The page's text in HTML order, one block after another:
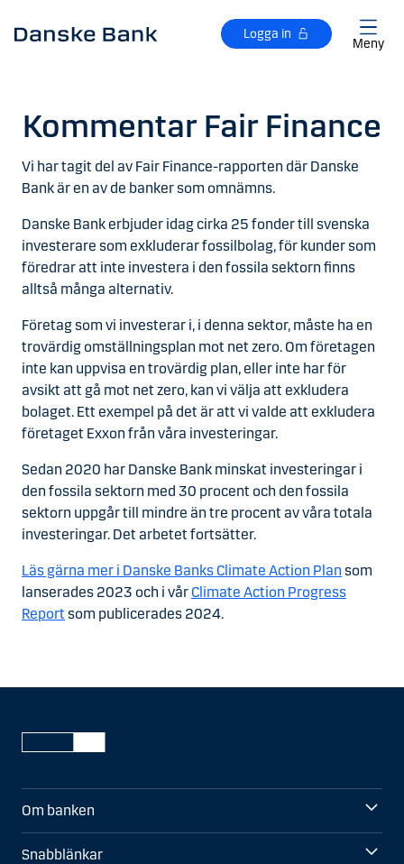
Logga in
Meny
Kommentar Fair Finance
Vi har tagit del av Fair Finance-rapporten där Danske
Bank är en av de banker som omnämns.
Danske Bank erbjuder idag cirka 25 fonder till svenska
investerare som exkluderar fossilbolag, för kunder som
föredrar att inte investera i den fossila sektorn finns
alltså många alternativ.
Företag som vi investerar i, i denna sektor, måste ha en
trovärdig omställningsplan mot net zero. Om företagen
inte kan uppvisa en trovärdig plan, eller inte har för
avsikt att gå mot net zero, kan vi välja att exkludera
bolaget. Ett exempel på det är att vi valde att exkludera
företaget Exxon från våra investeringar.
Sedan 2020 har Danske Bank minskat investeringar i
den fossila sektorn med 30 procent och den fossila
sektorn uppgår till mindre än tre procent av våra totala
investeringar. Det arbetet fortsätter.
Läs gärna mer i Danske Banks Climate Action Plan som
lanserades 2023 och i vår Climate Action Progress
Report som publicerades 2024.
Om banken
Snabblänkar